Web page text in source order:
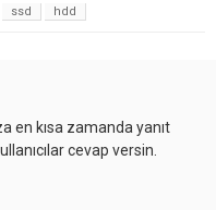
ssd hdd
en kısa zamanda yanıt
cevap versin.